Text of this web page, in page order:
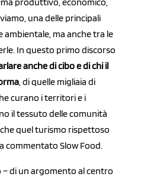
una delle principali
ambientale, ma anche tra le
In questo primo discorso
anche di cibo e di chi il
, di quelle migliaia di
curano i territori e i
il tessuto delle comunità
quel turismo rispettoso
commentato Slow Food.
di un argomento al centro